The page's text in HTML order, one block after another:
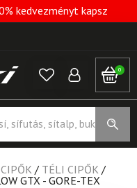
kedvezményt kapsz
0
/ TÉLI CIPŐK /
GTX - GORE-TEX